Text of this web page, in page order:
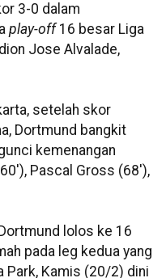
3-0 dalam
play-off 16 besar Liga
Jose Alvalade,
setelah skor
Dortmund bangkit
kemenangan
Pascal Gross (68'),
lolos ke 16
pada leg kedua yang
Park, Kamis (20/2) dini